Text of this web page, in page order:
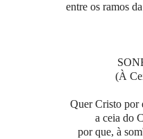
entre os ramos
(À
Quer Cristo por
a ceia do
por que, à